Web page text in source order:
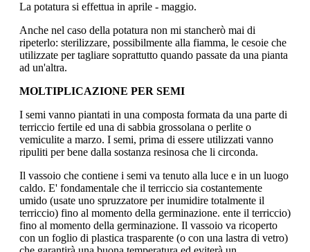
La potatura si effettua in aprile - maggio.
Anche nel caso della potatura non mi stancherò mai di
ripeterlo: sterilizzare, possibilmente alla fiamma, le cesoie che
utilizzate per tagliare soprattutto quando passate da una pianta
ad un'altra.
MOLTIPLICAZIONE PER SEMI
I semi vanno piantati in una composta formata da una parte di
terriccio fertile ed una di sabbia grossolana o perlite o
vemiculite a marzo. I semi, prima di essere utilizzati vanno
ripuliti per bene dalla sostanza resinosa che li circonda.
Il vassoio che contiene i semi va tenuto alla luce e in un luogo
caldo. E' fondamentale che il terriccio sia costantemente
umido (usate uno spruzzatore per inumidire totalmente il
terriccio) fino al momento della germinazione. ente il terriccio)
fino al momento della germinazione. Il vassoio va ricoperto
con un foglio di plastica trasparente (o con una lastra di vetro)